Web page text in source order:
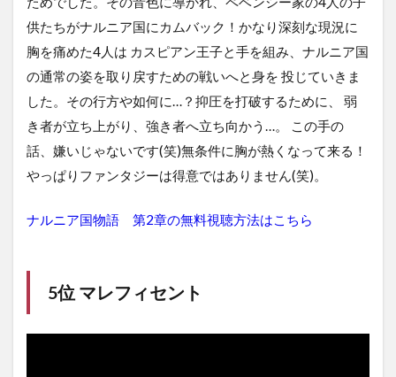
供たちがナルニア国にカムバック！かなり深刻な現況に
胸を痛めた4人は カスピアン王子と手を組み、ナルニア国
の通常の姿を取り戻すための戦いへと身を 投じていきま
した。その行方や如何に…？抑圧を打破するために、 弱
き者が立ち上がり、強き者へ立ち向かう…。 この手の
話、嫌いじゃないです(笑)無条件に胸が熱くなって来る！
やっぱりファンタジーは得意ではありません(笑)。
ナルニア国物語 第2章の無料視聴方法はこちら
5位 マレフィセント